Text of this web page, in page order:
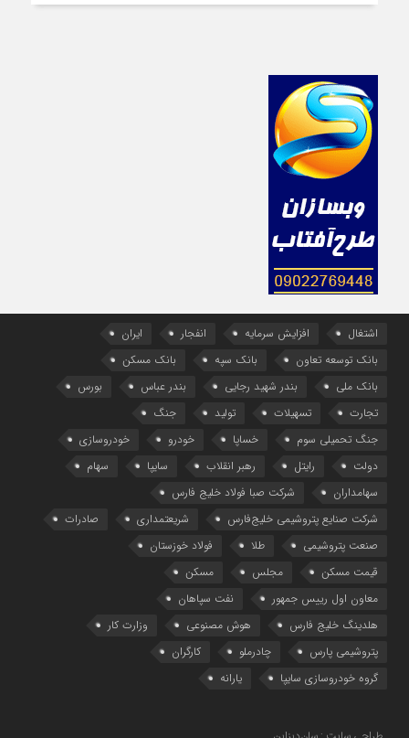
اشتغال افزایش سرمایه انفجار
ایران
بانک توسعه تعاون
بانک سپه
بانک مسکن
بانک ملی
بندر شهید رجایی بندر عباس
بورس
تجارت
تسهیلات تولید
جنگ
جنگ تحمیلی سوم
خساپا خودرو
خودروسازی
دولت
رایتل رهبر انقلاب سایپا
سهام
سهامداران
شرکت صبا فولاد خلیج فارس
شرکت صنایع پتروشیمی خلیج‌فارس
شریعتمداری
صادرات
صنعت پتروشیمی
طلا
فولاد خوزستان
قیمت مسکن
مجلس
مسکن
معاون اول رییس جمهور
نفت سپاهان
هلدینگ خلیج فارس
هوش مصنوعی
وزارت کار
پتروشیمی پارس
چادرملو
کارگران
گروه خودروسازی سایپا
یارانه